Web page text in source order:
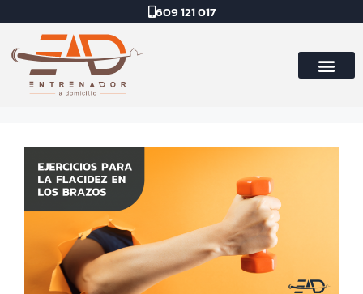
609 121 017